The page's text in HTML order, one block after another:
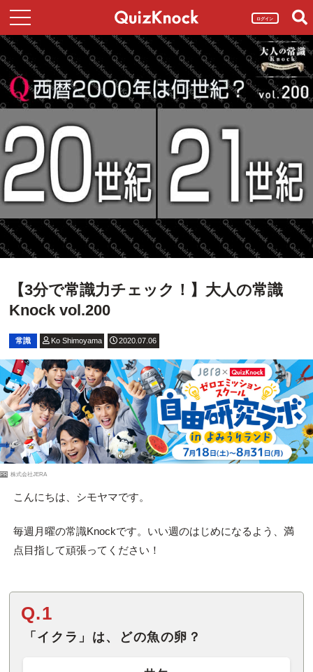
ログイン
【3分で常識力チェック！】大人の常識
Knock vol.200
常識 Ko Shimoyama 2020.07.06
PR 株式会社JERA
こんにちは、シモヤマです。
毎週月曜の常識Knockです。いい週のはじめになるよう、満
点目指して頑張ってください！
Q.1
「イクラ」は、どの魚の卵？